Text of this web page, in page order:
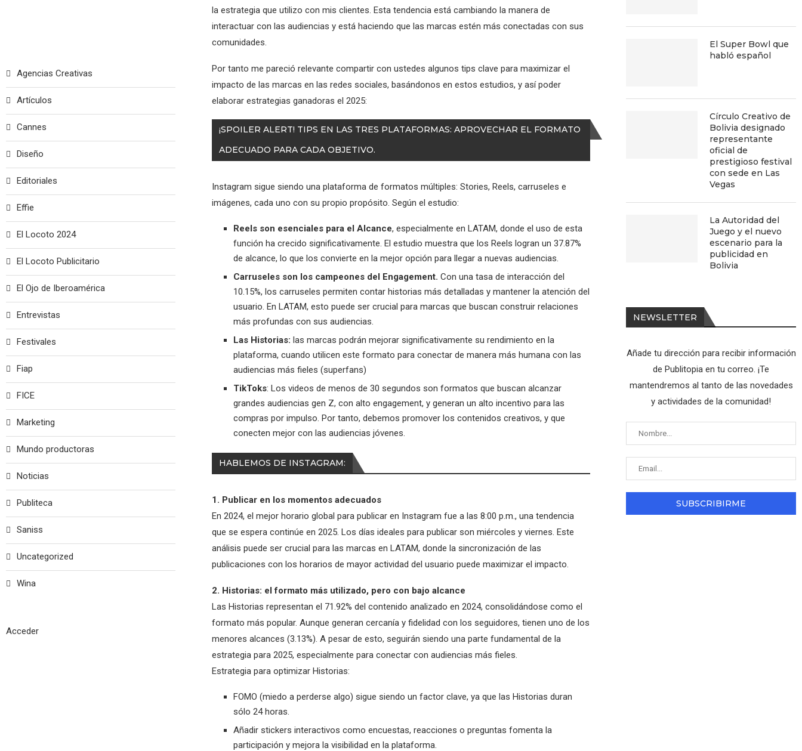
la estrategia que utilizo con mis clientes. Esta tendencia está cambiando la manera de
interactuar con las audiencias y está haciendo que las marcas estén más conectadas con sus
comunidades.
Por tanto me pareció relevante compartir con ustedes algunos tips clave para maximizar el
impacto de las marcas en las redes sociales, basándonos en estos estudios, y así poder
elaborar estrategias ganadoras el 2025:
¡SPOILER ALERT! TIPS EN LAS TRES PLATAFORMAS: APROVECHAR EL FORMATO
ADECUADO PARA CADA OBJETIVO.
Instagram sigue siendo una plataforma de formatos múltiples: Stories, Reels, carruseles e
imágenes, cada uno con su propio propósito. Según el estudio:
Reels son esenciales para el Alcance, especialmente en LATAM, donde el uso de esta
función ha crecido significativamente. El estudio muestra que los Reels logran un 37.87%
de alcance, lo que los convierte en la mejor opción para llegar a nuevas audiencias.
Carruseles son los campeones del Engagement. Con una tasa de interacción del
10.15%, los carruseles permiten contar historias más detalladas y mantener la atención del
usuario. En LATAM, esto puede ser crucial para marcas que buscan construir relaciones
más profundas con sus audiencias.
Las Historias: las marcas podrán mejorar significativamente su rendimiento en la
plataforma, cuando utilicen este formato para conectar de manera más humana con las
audiencias más fieles (superfans)
TikToks: Los videos de menos de 30 segundos son formatos que buscan alcanzar
grandes audiencias gen Z, con alto engagement, y generan un alto incentivo para las
compras por impulso. Por tanto, debemos promover los contenidos creativos, y que
conecten mejor con las audiencias jóvenes.
HABLEMOS DE INSTAGRAM:
1. Publicar en los momentos adecuados
En 2024, el mejor horario global para publicar en Instagram fue a las 8:00 p.m., una tendencia
que se espera continúe en 2025. Los días ideales para publicar son miércoles y viernes. Este
análisis puede ser crucial para las marcas en LATAM, donde la sincronización de las
publicaciones con los horarios de mayor actividad del usuario puede maximizar el impacto.
2. Historias: el formato más utilizado, pero con bajo alcance
Las Historias representan el 71.92% del contenido analizado en 2024, consolidándose como el
formato más popular. Aunque generan cercanía y fidelidad con los seguidores, tienen uno de los
menores alcances (3.13%). A pesar de esto, seguirán siendo una parte fundamental de la
estrategia para 2025, especialmente para conectar con audiencias más fieles.
Estrategia para optimizar Historias:
FOMO (miedo a perderse algo) sigue siendo un factor clave, ya que las Historias duran
sólo 24 horas.
Añadir stickers interactivos como encuestas, reacciones o preguntas fomenta la
participación y mejora la visibilidad en la plataforma.
El Super Bowl que
habló español
Círculo Creativo de
Bolivia designado
representante
oficial de
prestigioso festival
con sede en Las
Vegas
La Autoridad del
Juego y el nuevo
escenario para la
publicidad en
Bolivia
NEWSLETTER
Añade tu dirección para recibir información
de Publitopia en tu correo. ¡Te
mantendremos al tanto de las novedades
y actividades de la comunidad!
Agencias Creativas
Artículos
Cannes
Diseño
Editoriales
Effie
El Locoto 2024
El Locoto Publicitario
El Ojo de Iberoamérica
Entrevistas
Festivales
Fiap
FICE
Marketing
Mundo productoras
Noticias
Publiteca
Saniss
Uncategorized
Wina
Acceder